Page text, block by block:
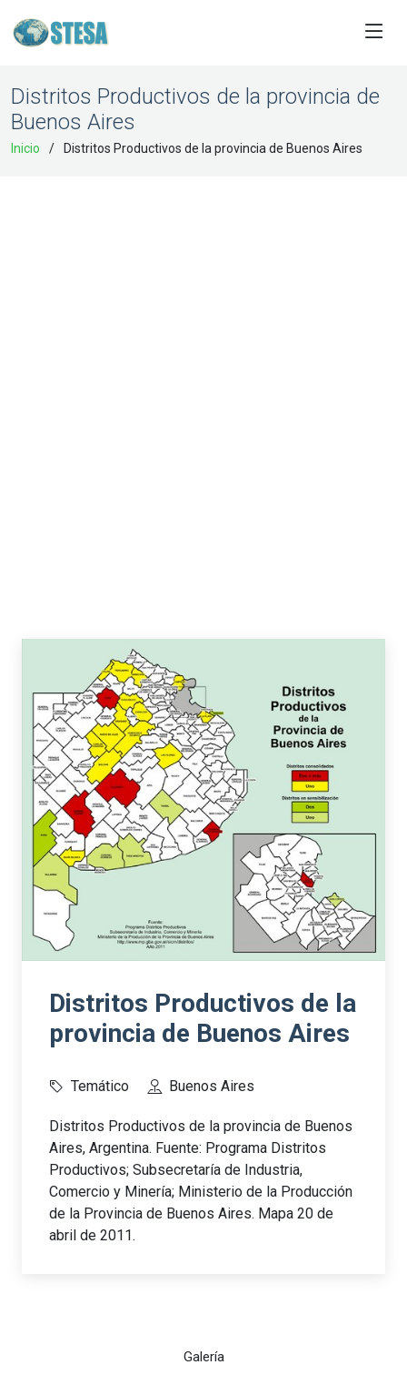
Distritos Productivos de la provincia de
Buenos Aires
Inicio Distritos Productivos de la provincia de Buenos Aires
Distritos Productivos de la
provincia de Buenos Aires
Temático Buenos Aires
Distritos Productivos de la provincia de Buenos
Aires, Argentina. Fuente: Programa Distritos
Productivos; Subsecretaría de Industria,
Comercio y Minería; Ministerio de la Producción
de la Provincia de Buenos Aires. Mapa 20 de
abril de 2011.
Galería